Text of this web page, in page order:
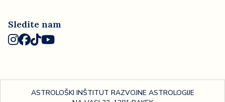
Sledite nam
ASTROLOŠKI INŠTITUT RAZVOJNE ASTROLOGIJE